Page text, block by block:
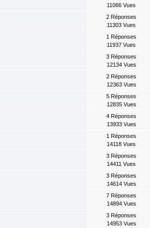
11066 Vues
2 Réponses
11303 Vues
1 Réponses
11937 Vues
3 Réponses
12134 Vues
2 Réponses
12363 Vues
5 Réponses
12835 Vues
4 Réponses
13933 Vues
1 Réponses
14118 Vues
3 Réponses
14411 Vues
3 Réponses
14614 Vues
7 Réponses
14894 Vues
3 Réponses
14953 Vues